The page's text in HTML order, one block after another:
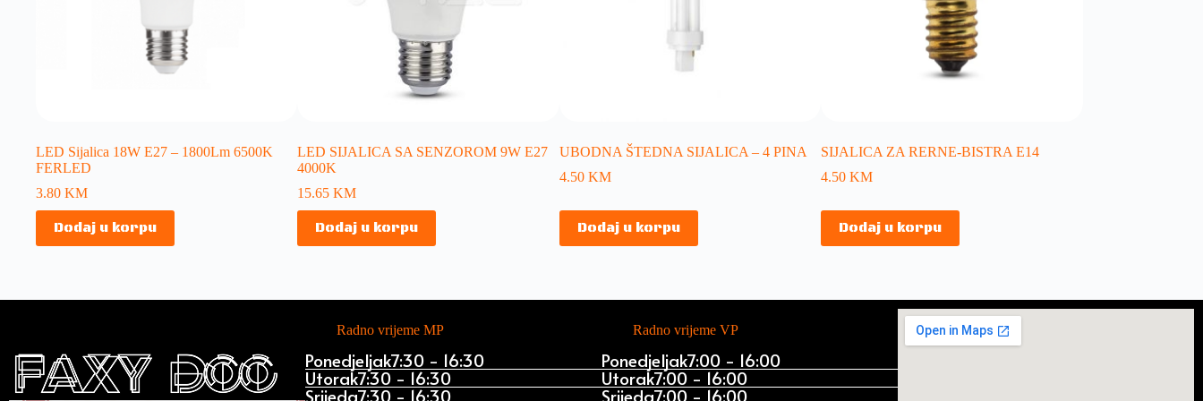
LED Sijalica 18W E27 – 1800Lm 6500K
FERLED
3.80 KM
Dodaj u korpu
LED SIJALICA SA SENZOROM 9W E27
4000K
15.65KM
Dodaj u korpu
UBODNA ŠTEDNA SIJALICA – 4 PINA
4.50 KM
Dodaj u korpu
SIJALICA ZA RERNE-BISTRA E14
4.50KM
Dodaj u korpu
Radno vrijeme MP
Ponedjeljak7:30 - 16:30
Utorak7:30 - 16:30
Srijeda7:30 - 16:30
Radno vrijeme VP
Ponedjeljak7:00 - 16:00
Utorak7:00 - 16:00
Srijeda7:00 - 16:00